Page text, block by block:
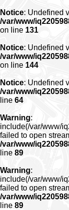
Notice: Undefined
/var/www/
on line 131
Notice: Undefined
/var/www/
on line 144
Notice: Undefined
/var/www/
line 64
Warning:
include(/var/www/
failed to open
/var/www/
line 89
Warning:
include(/var/www/
failed to open
/var/www/
line 89